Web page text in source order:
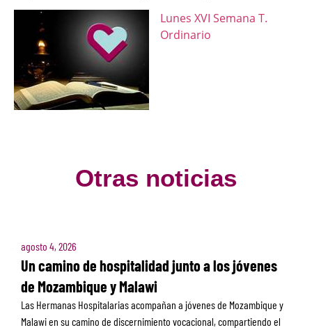
Lunes XVI Semana T.
Ordinario
Otras noticias
agosto 4, 2026
Un camino de hospitalidad junto a los jóvenes
de Mozambique y Malawi
Las Hermanas Hospitalarias acompañan a jóvenes de Mozambique y
Malawi en su camino de discernimiento vocacional, compartiendo el